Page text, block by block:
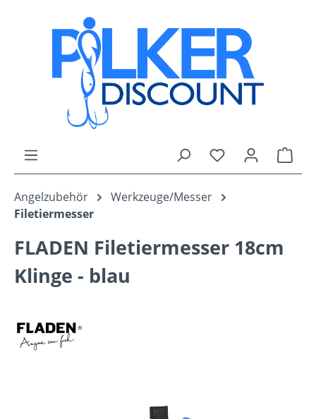
Zum Hauptinhalt springen
Du hast 0
Angelzubehör
Werkzeuge/Messer
Filetiermesser
FLADEN Filetiermesser 18cm
Klinge - blau
Bildergalerie überspringen